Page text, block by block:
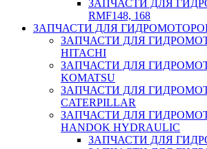
ЗАПЧАСТИ ДЛЯ
RMF148, 168
ЗАПЧАСТИ ДЛЯ
ЗАПЧАСТИ ДЛЯ
HITACHI
ЗАПЧАСТИ ДЛЯ
KOMATSU
ЗАПЧАСТИ ДЛЯ
CATERPILLAR
ЗАПЧАСТИ ДЛЯ
HANDOK HYDRAULIC
ЗАПЧАСТИ ДЛЯ